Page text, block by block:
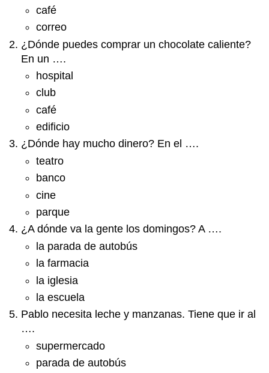
café
correo
¿Dónde puedes comprar un chocolate caliente?
En un ….
hospital
club
café
edificio
¿Dónde hay mucho dinero? En el ….
teatro
banco
cine
parque
¿A dónde va la gente los domingos? A ….
la parada de autobús
la farmacia
la iglesia
la escuela
Pablo necesita leche y manzanas. Tiene que ir al
….
supermercado
parada de autobús